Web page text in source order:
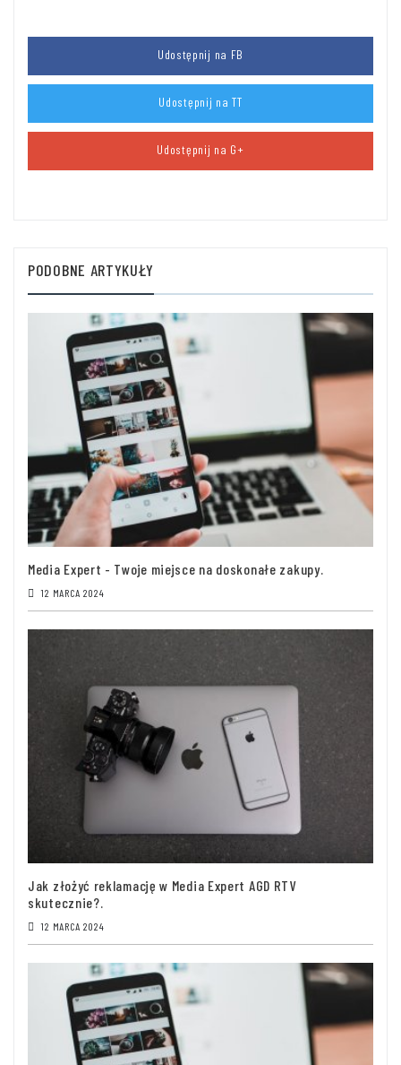
Udostępnij na FB
Udostępnij na TT
Udostępnij na G+
PODOBNE ARTYKUŁY
Media Expert - Twoje miejsce na doskonałe zakupy.
12 MARCA 2024
Jak złożyć reklamację w Media Expert AGD RTV
skutecznie?.
12 MARCA 2024